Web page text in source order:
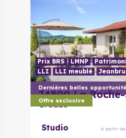
Dernières belles
Offre exclusive
Prix BRS LMNP
LLI
LLI meublé
74800 La
Oréade
Studio à partir de